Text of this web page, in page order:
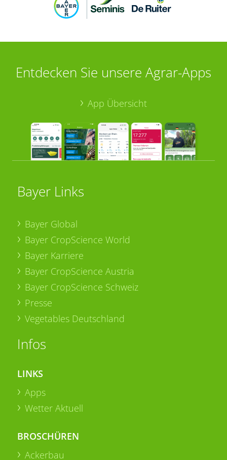
Entdecken Sie unsere Agrar-Apps
App Übersicht
Bayer Links
Bayer Global
Bayer CropScience World
Bayer Karriere
Bayer CropScience Austria
Bayer CropScience Schweiz
Presse
Vegetables Deutschland
Infos
LINKS
Apps
Wetter Aktuell
BROSCHÜREN
Ackerbau